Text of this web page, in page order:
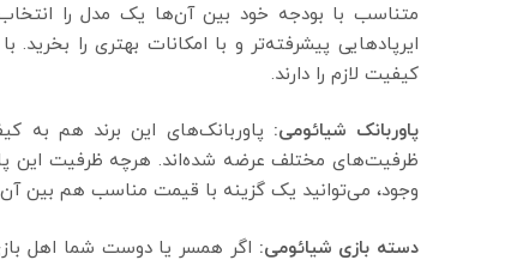
متناسب با بودجه خود بین آن‌ها یک مدل را
ایرپاد‌هایی پیشرفته‌تر و با امکانات بهتری را
کیفیت لازم را دارند.
پاوربانک شیائومی:پاوربانک‌های این برند هم به
ظرفیت‌های مختلف عرضه شده‌اند. هرچه ظرفیت این
وجود، می‌توانید یک گزینه با قیمت مناسب هم بین
دسته بازی شیائومی: اگر همسر یا دوست شما اهل